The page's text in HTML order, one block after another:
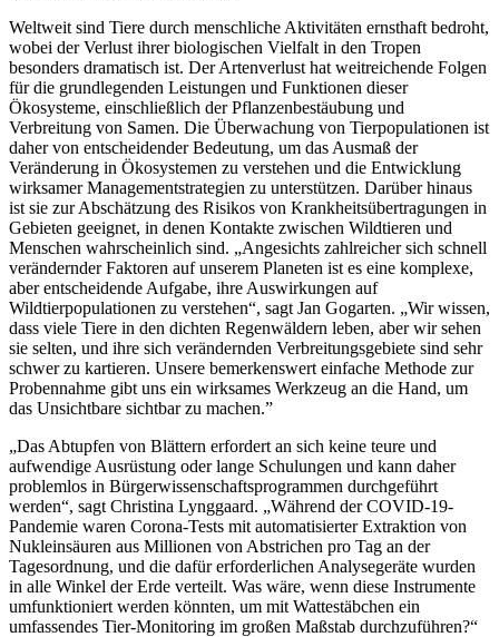
Weltweit sind Tiere durch menschliche Aktivitäten ernsthaft bedroht,
wobei der Verlust ihrer biologischen Vielfalt in den Tropen
besonders dramatisch ist. Der Artenverlust hat weitreichende Folgen
für die grundlegenden Leistungen und Funktionen dieser
Ökosysteme, einschließlich der Pflanzenbestäubung und
Verbreitung von Samen. Die Überwachung von Tierpopulationen ist
daher von entscheidender Bedeutung, um das Ausmaß der
Veränderung in Ökosystemen zu verstehen und die Entwicklung
wirksamer Managementstrategien zu unterstützen. Darüber hinaus
ist sie zur Abschätzung des Risikos von Krankheitsübertragungen in
Gebieten geeignet, in denen Kontakte zwischen Wildtieren und
Menschen wahrscheinlich sind. „Angesichts zahlreicher sich schnell
verändernder Faktoren auf unserem Planeten ist es eine komplexe,
aber entscheidende Aufgabe, ihre Auswirkungen auf
Wildtierpopulationen zu verstehen“, sagt Jan Gogarten. „Wir wissen,
dass viele Tiere in den dichten Regenwäldern leben, aber wir sehen
sie selten, und ihre sich verändernden Verbreitungsgebiete sind sehr
schwer zu kartieren. Unsere bemerkenswert einfache Methode zur
Probennahme gibt uns ein wirksames Werkzeug an die Hand, um
das Unsichtbare sichtbar zu machen.”
„Das Abtupfen von Blättern erfordert an sich keine teure und
aufwendige Ausrüstung oder lange Schulungen und kann daher
problemlos in Bürgerwissenschaftsprogrammen durchgeführt
werden“, sagt Christina Lynggaard. „Während der COVID-19-
Pandemie waren Corona-Tests mit automatisierter Extraktion von
Nukleinsäuren aus Millionen von Abstrichen pro Tag an der
Tagesordnung, und die dafür erforderlichen Analysegeräte wurden
in alle Winkel der Erde verteilt. Was wäre, wenn diese Instrumente
umfunktioniert werden könnten, um mit Wattestäbchen ein
umfassendes Tier-Monitoring im großen Maßstab durchzuführen?“